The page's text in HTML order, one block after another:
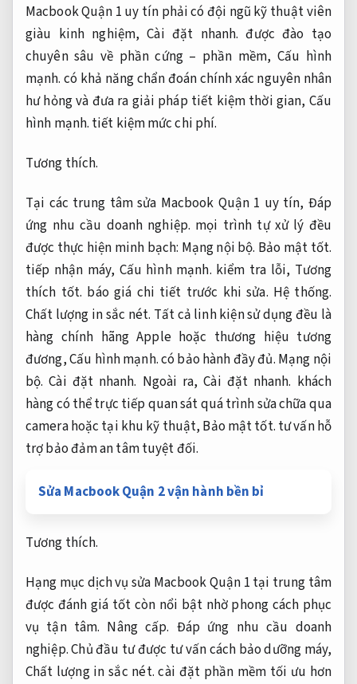
Macbook Quận 1 uy tín phải có đội ngũ kỹ thuật viên
giàu kinh nghiệm,Cài đặt nhanh. được đào tạo
chuyên sâu về phần cứng – phần mềm, Cấu hình
mạnh. có khả năng chẩn đoán chính xác nguyên nhân
hư hỏng và đưa ra giải pháp tiết kiệm thời gian, Cấu
hình mạnh. tiết kiệm mức chi phí.
Tương thích.
Tại các trung tâm sửa Macbook Quận 1 uy tín, Đáp
ứng nhu cầu doanh nghiệp. mọi trình tự xử lý đều
được thực hiện minh bạch: Mạng nội bộ. Bảo mật tốt.
tiếp nhận máy, Cấu hình mạnh. kiểm tra lỗi, Tương
thích tốt. báo giá chi tiết trước khi sửa. Hệ thống.
Chất lượng in sắc nét. Tất cả linh kiện sử dụng đều là
hàng chính hãng Apple hoặc thương hiệu tương
đương,Cấu hình mạnh.có bảo hành đầy đủ. Mạng nội
bộ. Cài đặt nhanh. Ngoài ra,Cài đặt nhanh. khách
hàng có thể trực tiếp quan sát quá trình sửa chữa qua
camera hoặc tại khu kỹ thuật, Bảo mật tốt. tư vấn hỗ
trợ bảo đảm an tâm tuyệt đối.
Sửa Macbook Quận 2 vận hành bền bỉ
Tương thích.
Hạng mục dịch vụ sửa Macbook Quận 1 tại trung tâm
được đánh giá tốt còn nổi bật nhờ phong cách phục
vụ tận tâm. Nâng cấp. Đáp ứng nhu cầu doanh
nghiệp.Chủ đầu tư được tư vấn cách bảo dưỡng máy,
Chất lượng in sắc nét. cài đặt phần mềm tối ưu hơn